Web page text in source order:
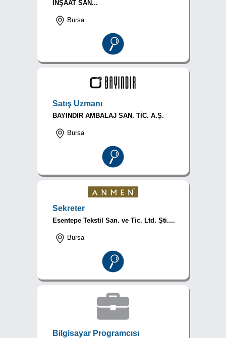
İNŞAAT SAN...
Bursa
Satış Uzmanı
BAYINDIR AMBALAJ SAN. TİC. A.Ş.
Bursa
Sekreter
Esentepe Tekstil San. ve Tic. Ltd. Şti....
Bursa
Bilgisayar Programcısı